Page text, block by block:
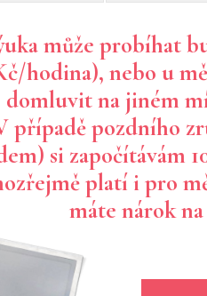
může probíhat
hodina), nebo u
domluvit na jiném
případě pozdního
si započítávám
platí i pro
máte nárok